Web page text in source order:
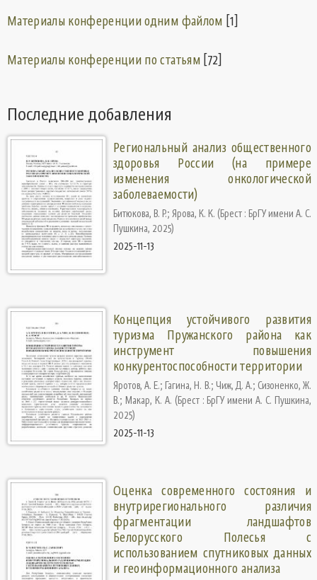
Материалы конференции одним файлом [1]
Материалы конференции по статьям[72]
Последние добавления
Региональный анализ общественного
здоровья России (на примере
изменения онкологической
заболеваемости)
Битюкова, В. Р.; Ярова, К. К. (Брест : БрГУ имени А. С.
Пушкина, 2025)
2025-11-13
Концепция устойчивого развития
туризма Пружанского района как
инструмент повышения
конкурентоспособности территории
Яротов, А. Е.; Гагина, Н. В.; Чиж, Д. А.; Сизоненко, Ж.
В.; Макар, К. А. (Брест : БрГУ имени А. С. Пушкина,
2025)
2025-11-13
Оценка современного состояния и
внутрирегионального различия
фрагментации ландшафтов
Белорусского Полесья с
использованием спутниковых данных
и геоинформационного анализа